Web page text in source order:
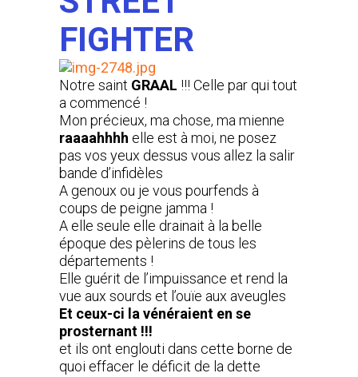
FIGHTER
Notre saint GRAAL !!! Celle par qui tout
a commencé !
Mon précieux, ma chose, ma mienne
raaaahhhh elle est à moi, ne posez
pas vos yeux dessus vous allez la salir
bande d’infidèles
A genoux ou je vous pourfends à
coups de peigne jamma !
A elle seule elle drainait à la belle
époque des pèlerins de tous les
départements !
Elle guérit de l’impuissance et rend la
vue aux sourds et l’ouïe aux aveugles
Et ceux-ci la vénéraient en se
prosternant !!!
et ils ont englouti dans cette borne de
quoi effacer le déficit de la dette